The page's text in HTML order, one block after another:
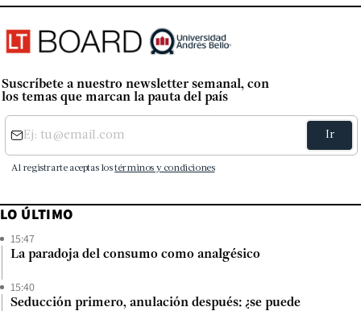
Suscríbete a nuestro newsletter semanal, con
los temas que marcan la pauta del país
LO ÚLTIMO
15:47
La paradoja del consumo como analgésico
15:40
Seducción primero, anulación después: ¿se puede